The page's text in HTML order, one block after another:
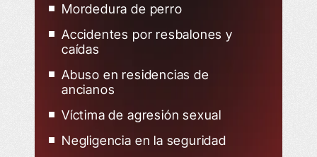
Mordedura de perro
Accidentes por resbalones y
caídas
Abuso en residencias de
ancianos
Víctima de agresión sexual
Negligencia en la seguridad